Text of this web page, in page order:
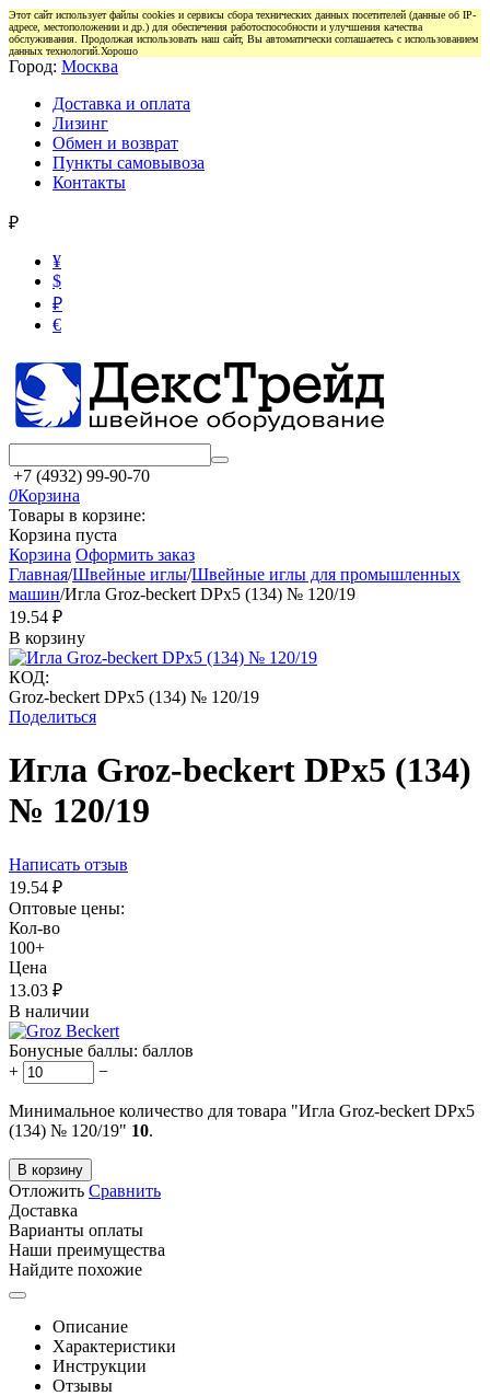
Этот сайт использует файлы cookies и сервисы сбора технических данных посетителей (данные об IP-
адресе, местоположении и др.) для обеспечения работоспособности и улучшения качества
обслуживания. Продолжая использовать наш сайт, Вы автоматически соглашаетесь с использованием
данных технологий. Хорошо
Город: Москва
Доставка и оплата
Лизинг
Обмен и возврат
Пункты самовывоза
Контакты
₽
¥
$
₽
€
+7 (4932) 99-90-70
0Корзина
Товары в корзине:
Корзина пуста
Корзина Оформить заказ
Главная/Швейные иглы/Швейные иглы для промышленных
машин/Игла Groz-beckert DPx5 (134) № 120/19
19.54 ₽
В корзину
КОД:
Groz-beckert DPx5 (134) № 120/19
Поделиться
Игла Groz-beckert DPx5 (134)
№ 120/19
Написать отзыв
19.54 ₽
Оптовые цены:
Кол-во
100+
Цена
13.03 ₽
В наличии
Бонусные баллы: баллов
+
−
Минимальное количество для товара "Игла Groz-beckert DPx5
(134) № 120/19" 10.
В корзину
Отложить Сравнить
Доставка
Варианты оплаты
Наши преимущества
Найдите похожие
Описание
Характеристики
Инструкции
Отзывы